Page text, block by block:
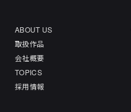
ABOUT US
取扱作品
会社概要
TOPICS
採用情報